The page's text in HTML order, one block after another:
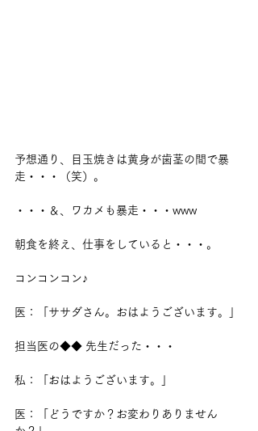
予想通り、目玉焼きは黄身が歯茎の間で暴
走・・・（笑）。
・・・＆、ワカメも暴走・・・www
朝食を終え、仕事をしていると・・・。
コンコンコン♪
医：「ササダさん。おはようございます。」
担当医の◆◆ 先生だった・・・
私：「おはようございます。」
医：「どうですか？お変わりありません